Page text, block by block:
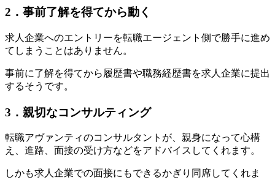
2 ．事前了解を得てから動く
求人企業へのエントリーを転職エージェント側で勝手に進め
てしまうことはありません。
事前に了解を得てから履歴書や職務経歴書を求人企業に提出
するそうです。
3 ．親切なコンサルティング
転職アヴァンティのコンサルタントが、親身になって心構
え、進路、面接の受け方などをアドバイスしてくれます。
しかも求人企業での面接にもできるかぎり同席してくれま